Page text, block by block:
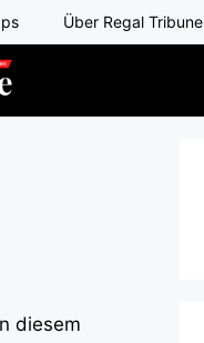
Über Regal Tribune
diesem